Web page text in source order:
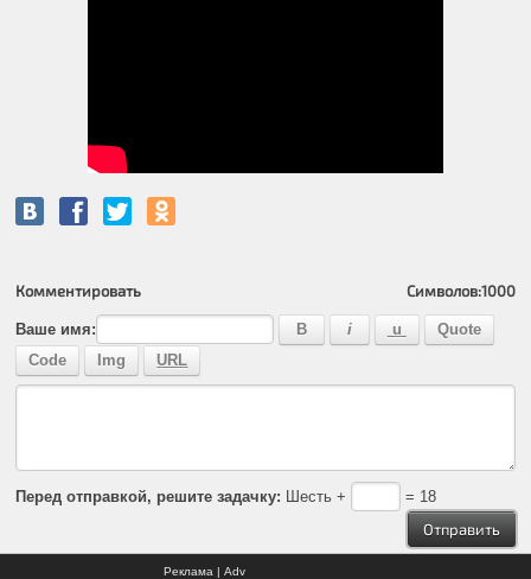
Комментировать Символов:1000
Ваше имя:
Перед отправкой, решите задачку: Шесть + = 18
Реклама | Adv